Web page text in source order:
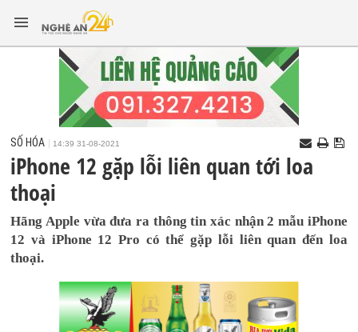
SỐ HÓA 14:39 31-08-2021
iPhone 12 gặp lỗi liên quan tới loa
thoại
Hãng Apple vừa đưa ra thông tin xác nhận 2 mẫu iPhone
12 và iPhone 12 Pro có thể gặp lỗi liên quan đến loa
thoại.